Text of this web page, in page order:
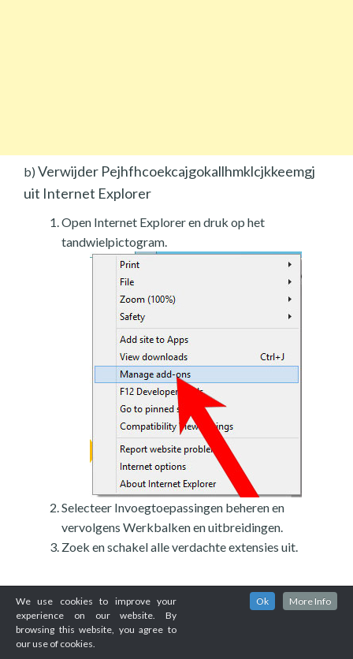
b) Verwijder Pejhfhcoekcajgokallhmklcjkkeemgj
uit Internet Explorer
Open Internet Explorer en druk op het
tandwielpictogram.
Selecteer Invoegtoepassingen beheren en
vervolgens Werkbalken en uitbreidingen.
Zoek en schakel alle verdachte extensies uit.
We use cookies to improve your
experience on our website. By
browsing this website, you agree to
our use of cookies.
Ok More Info